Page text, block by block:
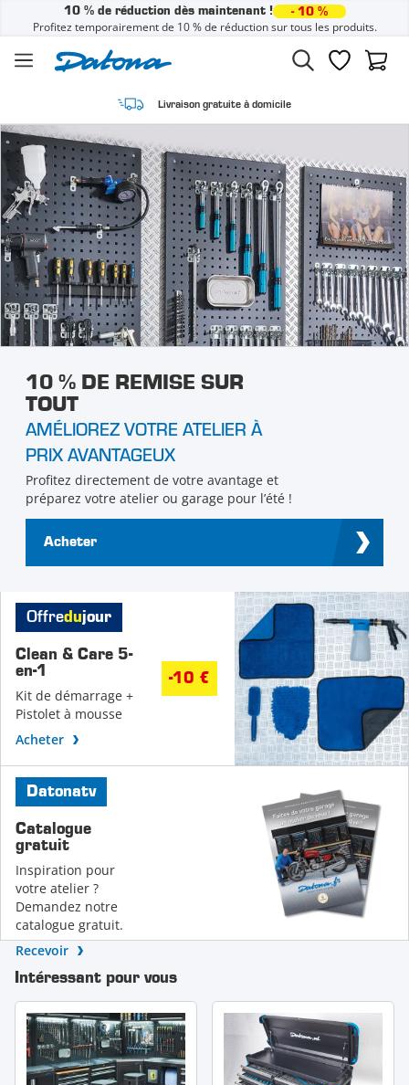
10 % de réduction dès maintenant ! - 10 %
Profitez temporairement de 10 % de réduction sur tous les produits.
Liste dePanier
Livraison gratuite à domicile
10 % DE REMISE SUR
TOUT
AMÉLIOREZ VOTRE ATELIER À
PRIX AVANTAGEUX
Profitez directement de votre avantage et
préparez votre atelier ou garage pour l’été !
Acheter
Offredujour
Clean & Care 5-
en-1
Kit de démarrage +
Pistolet à mousse
Acheter
-10 €
Datonatv
Catalogue
gratuit
Inspiration pour
votre atelier ?
Demandez notre
catalogue gratuit.
Recevoir
Intéressant pour vous